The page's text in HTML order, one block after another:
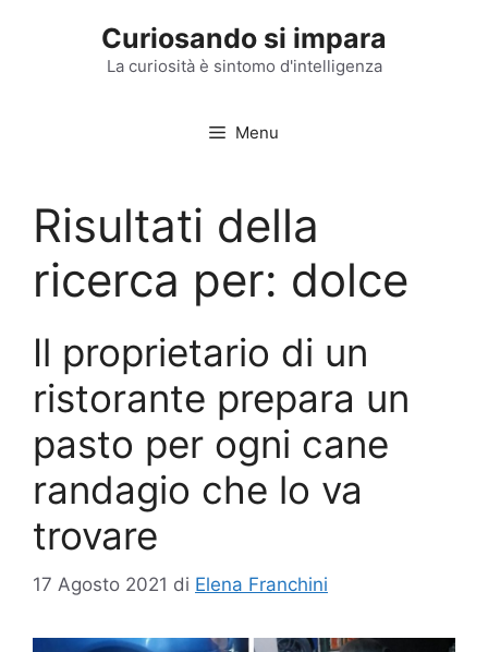
Curiosando si impara
La curiosità è sintomo d'intelligenza
Menu
Risultati della
ricerca per: dolce
Il proprietario di un
ristorante prepara un
pasto per ogni cane
randagio che lo va
trovare
17 Agosto 2021 di Elena Franchini